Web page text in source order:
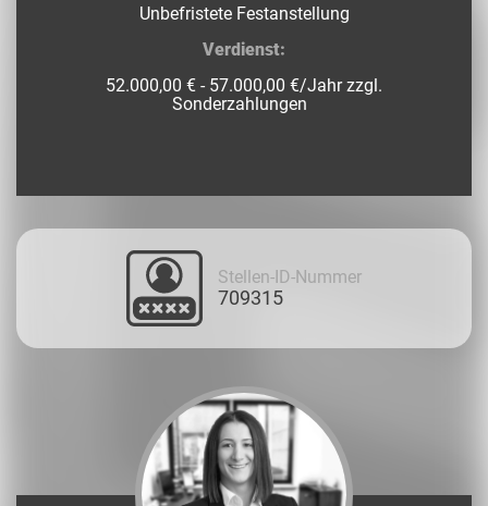
Unbefristete Festanstellung
Verdienst:
52.000,00 € - 57.000,00 €/Jahr zzgl.
Sonderzahlungen
Stellen-ID-Nummer
709315